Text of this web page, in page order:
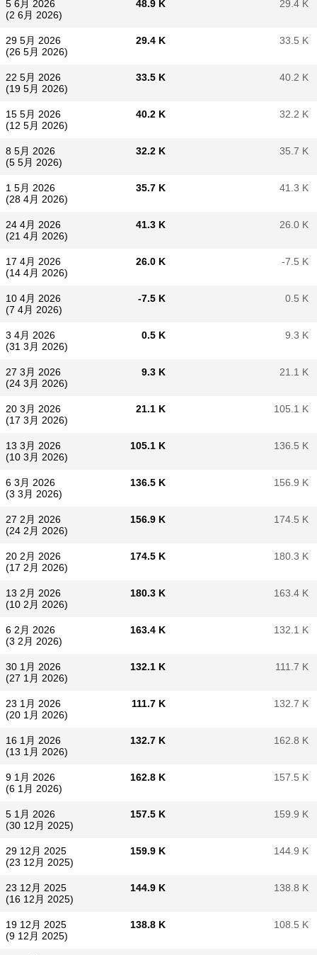
5 6月 2026
(2 6月 2026)
48.9 K 29.4 K
29 5月 2026
(26 5月 2026)
29.4 K 33.5 K
22 5月 2026
(19 5月 2026)
33.5 K 40.2 K
15 5月 2026
(12 5月 2026)
40.2 K 32.2 K
8 5月 2026
(5 5月 2026)
32.2 K 35.7 K
1 5月 2026
(28 4月 2026)
35.7 K 41.3 K
24 4月 2026
(21 4月 2026)
41.3 K 26.0 K
17 4月 2026
(14 4月 2026)
26.0 K -7.5 K
10 4月 2026
(7 4月 2026)
-7.5 K 0.5 K
3 4月 2026
(31 3月 2026)
0.5 K 9.3 K
27 3月 2026
(24 3月 2026)
9.3 K 21.1 K
20 3月 2026
(17 3月 2026)
21.1 K 105.1 K
13 3月 2026
(10 3月 2026)
105.1 K 136.5 K
6 3月 2026
(3 3月 2026)
136.5 K 156.9 K
27 2月 2026
(24 2月 2026)
156.9 K 174.5 K
20 2月 2026
(17 2月 2026)
174.5 K 180.3 K
13 2月 2026
(10 2月 2026)
180.3 K 163.4 K
6 2月 2026
(3 2月 2026)
163.4 K 132.1 K
30 1月 2026
(27 1月 2026)
132.1 K 111.7 K
23 1月 2026
(20 1月 2026)
111.7 K 132.7 K
16 1月 2026
(13 1月 2026)
132.7 K 162.8 K
9 1月 2026
(6 1月 2026)
162.8 K 157.5 K
5 1月 2026
(30 12月 2025)
157.5 K 159.9 K
29 12月 2025
(23 12月 2025)
159.9 K 144.9 K
23 12月 2025
(16 12月 2025)
144.9 K 138.8 K
19 12月 2025
(9 12月 2025)
138.8 K 108.5 K